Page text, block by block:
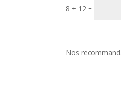
8 + 12 =
Nos